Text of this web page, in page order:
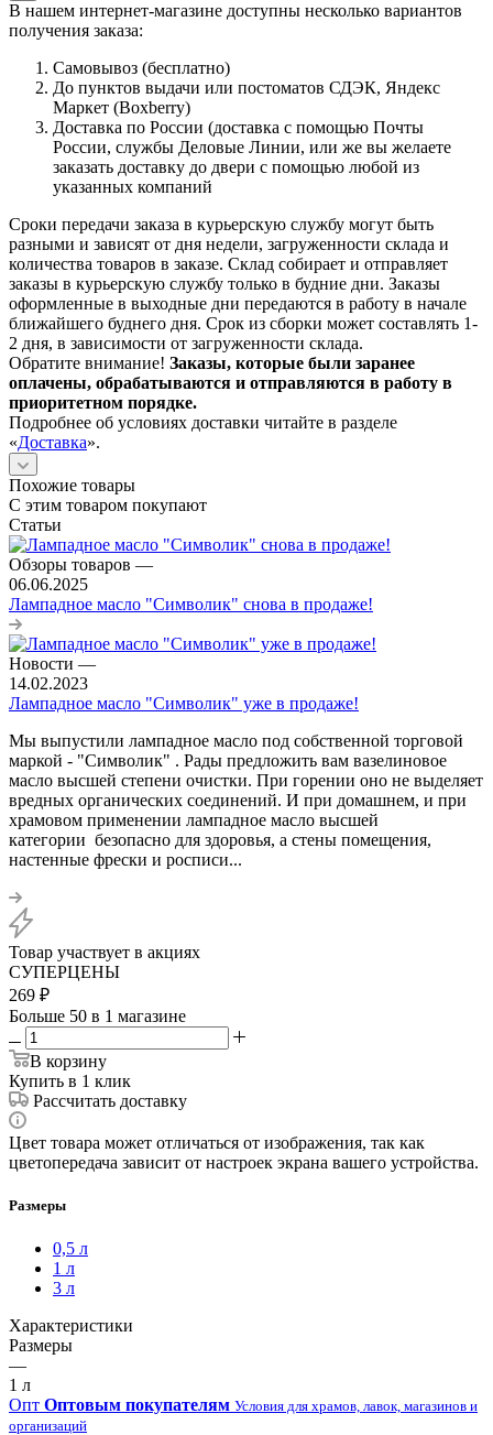
В нашем интернет-магазине доступны несколько вариантов
получения заказа:
Самовывоз (бесплатно)
До пунктов выдачи или постоматов СДЭК, Яндекс
Маркет (Boxberry)
Доставка по России (доставка с помощью Почты
России, службы Деловые Линии, или же вы желаете
заказать доставку до двери с помощью любой из
указанных компаний
Сроки передачи заказа в курьерскую службу могут быть
разными и зависят от дня недели, загруженности склада и
количества товаров в заказе. Склад собирает и отправляет
заказы в курьерскую службу только в будние дни. Заказы
оформленные в выходные дни передаются в работу в начале
ближайшего буднего дня. Срок из сборки может составлять 1-
2 дня, в зависимости от загруженности склада.
Обратите внимание! Заказы, которые были заранее
оплачены, обрабатываются и отправляются в работу в
приоритетном порядке.
Подробнее об условиях доставки читайте в разделе
«Доставка».
Похожие товары
С этим товаром покупают
Статьи
Обзоры товаров —
06.06.2025
Лампадное масло "Символик" снова в продаже!
Новости —
14.02.2023
Лампадное масло "Символик" уже в продаже!
Мы выпустили лампадное масло под собственной торговой
маркой - "Символик" . Рады предложить вам вазелиновое
масло высшей степени очистки. При горении оно не выделяет
вредных органических соединений. И при домашнем, и при
храмовом применении лампадное масло высшей
категории безопасно для здоровья, а стены помещения,
настенные фрески и росписи...
Товар участвует в акциях
СУПЕРЦЕНЫ
269 ₽
Больше 50 в 1 магазине
В корзину
Купить в 1 клик
Рассчитать доставку
Цвет товара может отличаться от изображения, так как
цветопередача зависит от настроек экрана вашего устройства.
Размеры
0,5 л
1 л
3 л
Характеристики
Размеры
—
1 л
Опт Оптовым покупателям Условия для храмов, лавок, магазинов и
организаций